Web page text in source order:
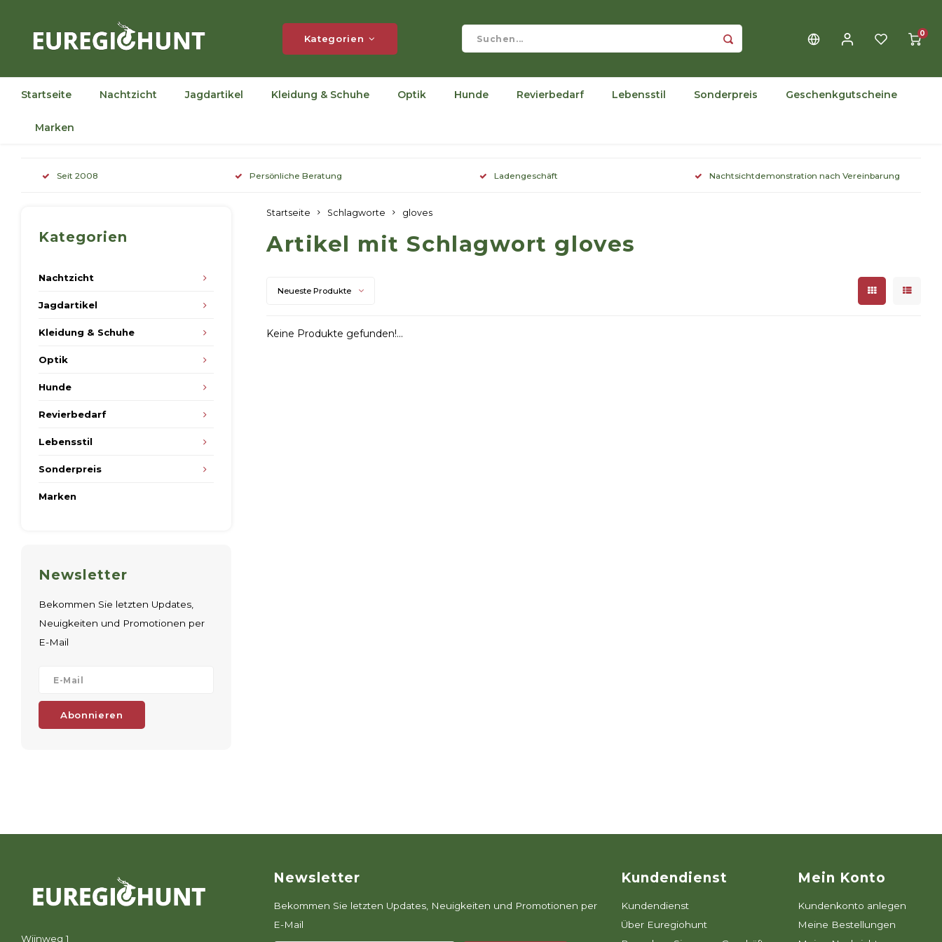
Kategorien 0
Startseite Nachtzicht Jagdartikel Kleidung & Schuhe Optik Hunde Revierbedarf Lebensstil Sonderpreis Geschenkgutscheine
Marken
Seit 2008 Persönliche Beratung Ladengeschäft Nachtsichtdemonstration nach Vereinbarung
Kategorien
Nachtzicht
Jagdartikel
Kleidung & Schuhe
Optik
Hunde
Revierbedarf
Lebensstil
Sonderpreis
Marken
Newsletter
Bekommen Sie letzten Updates,
Neuigkeiten und Promotionen per
E-Mail
Abonnieren
Startseite Schlagworte gloves
Artikel mit Schlagwort gloves
Neueste Produkte
Keine Produkte gefunden!...
Wijnweg 1
Newsletter
Bekommen Sie letzten Updates, Neuigkeiten und Promotionen per
E-Mail
Kundendienst
Kundendienst
Über Euregiohunt
Mein Konto
Kundenkonto anlegen
Meine Bestellungen